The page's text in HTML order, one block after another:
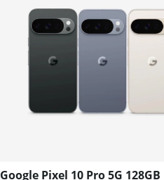
Google Pixel 10 Pro 5G 128GB